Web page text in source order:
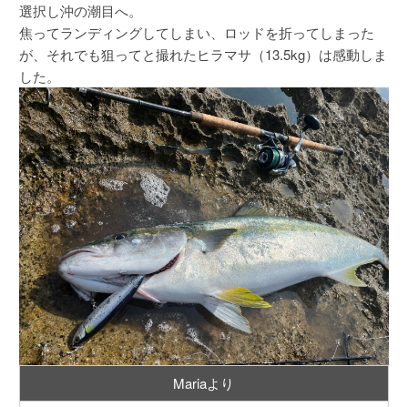
選択し沖の潮目へ。
焦ってランディングしてしまい、ロッドを折ってしまった
が、それでも狙ってと撮れたヒラマサ（13.5kg）は感動しま
した。
Mariaより